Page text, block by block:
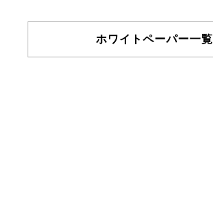
ホワイトペーパー一覧